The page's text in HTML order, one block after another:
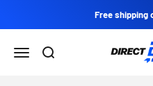
Free shipping
Open navigation menu
Open search Direct